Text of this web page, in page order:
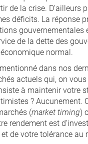
de la crise.
déficits. La réponse
gouvernementales
de la dette des
normal.
dans nos
actuels qui, on
à maintenir votre
?
(market timing)
rendement est
de votre tolérance au